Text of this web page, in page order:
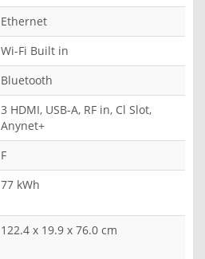
Ethernet
Wi-Fi Built in
Bluetooth
3 HDMI, USB-A, RF in, Cl Slot,
Anynet+
F
77 kWh
122.4 x 19.9 x 76.0 cm